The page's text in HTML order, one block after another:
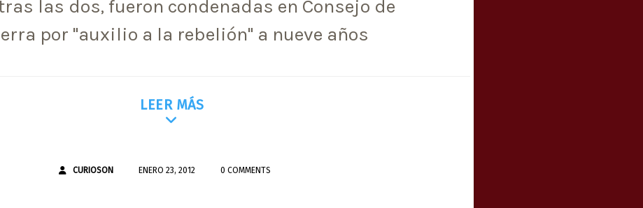
las dos, fueron condenadas en Consejo de
por "auxilio a la rebelión" a nueve años
LEER MÁS
CURIOSON ENERO 23, 2012 0 COMMENTS